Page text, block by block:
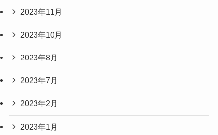
2023年11月
2023年10月
2023年8月
2023年7月
2023年2月
2023年1月